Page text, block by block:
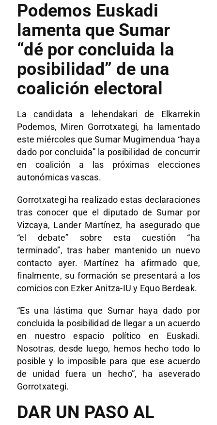
Podemos Euskadi
lamenta que Sumar
“dé por concluida la
posibilidad” de una
coalición electoral
La candidata a lehendakari de Elkarrekin
Podemos, Miren Gorrotxategi, ha lamentado
este miércoles que Sumar Mugimendua “haya
dado por concluida” la posibilidad de concurrir
en coalición a las próximas elecciones
autonómicas vascas.
Gorrotxategi ha realizado estas declaraciones
tras conocer que el diputado de Sumar por
Vizcaya, Lander Martínez, ha asegurado que
“el debate” sobre esta cuestión “ha
terminado”, tras haber mantenido un nuevo
contacto ayer. Martínez ha afirmado que,
finalmente, su formación se presentará a los
comicios con Ezker Anitza-IU y Equo Berdeak.
“Es una lástima que Sumar haya dado por
concluida la posibilidad de llegar a un acuerdo
en nuestro espacio político en Euskadi.
Nosotras, desde luego, hemos hecho todo lo
posible y lo imposible para que ese acuerdo
de unidad fuera un hecho”, ha aseverado
Gorrotxategi.
DAR UN PASO AL